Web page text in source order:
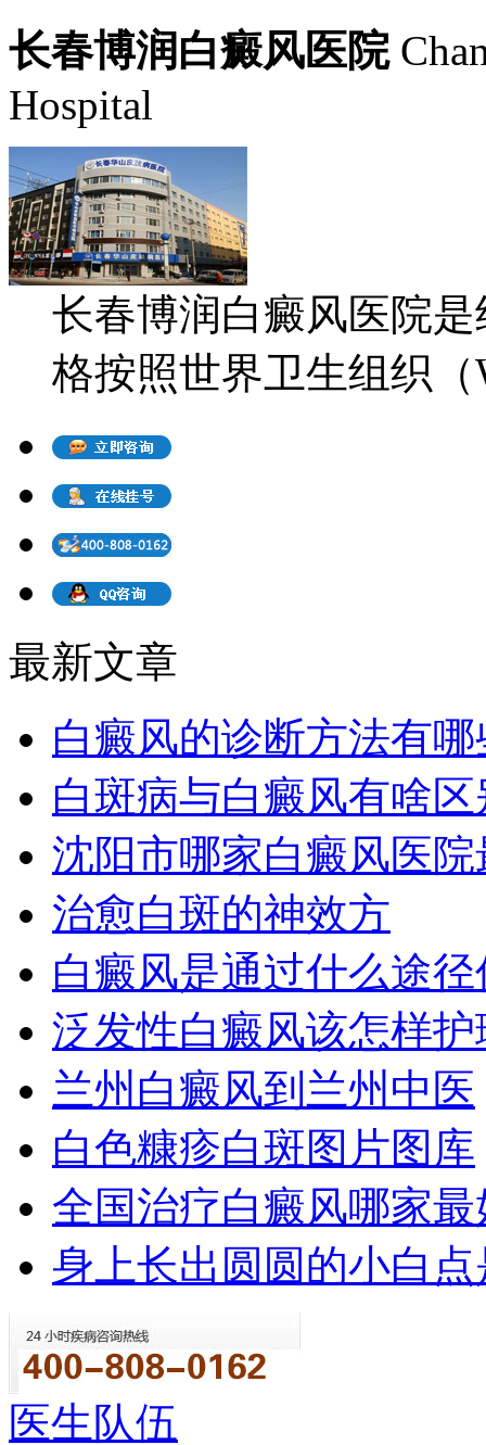
长春博润白癜风医院
Hospital
长春博润白癜风医院
格按照世界卫生组织（
最新文章
白癜风的诊断方法有
白斑病与白癜风有啥区
沈阳市哪家白癜风医院
治愈白斑的神效方
白癜风是通过什么途
泛发性白癜风该怎样护
兰州白癜风到兰州中医
白色糠疹白斑图片图库
全国治疗白癜风哪家
身上长出圆圆的小白
医生队伍